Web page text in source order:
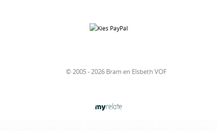
© 2005 - 2026 Bram en Elsbeth VOF